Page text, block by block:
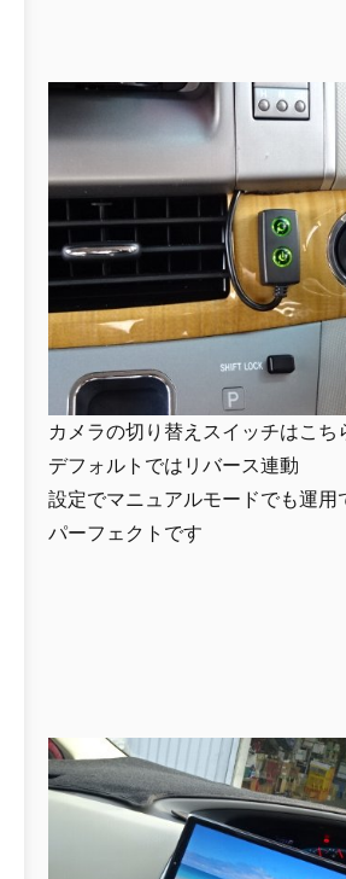
カメラの切り替えスイッチはこち
デフォルトではリバース連動
設定でマニュアルモードでも運用
パーフェクトです